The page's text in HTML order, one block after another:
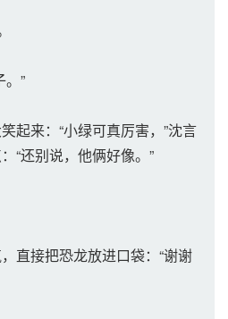
”
起来：“小绿可真厉害，”沈言
“还别说，他俩好像。”
直接把恐龙放进口袋：“谢谢